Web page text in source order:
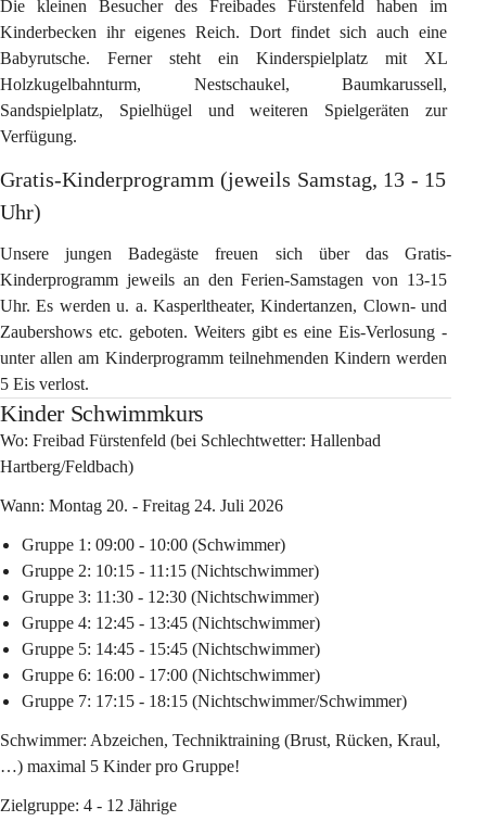
Die kleinen Besucher des Freibades Fürstenfeld haben im
Kinderbecken ihr eigenes Reich. Dort findet sich auch eine
Babyrutsche. Ferner steht ein Kinderspielplatz mit XL
Holzkugelbahnturm, Nestschaukel, Baumkarussell,
Sandspielplatz, Spielhügel und weiteren Spielgeräten zur
Verfügung.
Gratis-Kinderprogramm (jeweils Samstag, 13 - 15
Uhr)
Unsere jungen Badegäste freuen sich über das Gratis-
Kinderprogramm jeweils an den Ferien-Samstagen von 13-15
Uhr. Es werden u. a. Kasperltheater, Kindertanzen, Clown- und
Zaubershows etc. geboten. Weiters gibt es eine Eis-Verlosung -
unter allen am Kinderprogramm teilnehmenden Kindern werden
5 Eis verlost.
Kinder Schwimmkurs
Wo: Freibad Fürstenfeld (bei Schlechtwetter: Hallenbad
Hartberg/Feldbach)
Wann: Montag 20. - Freitag 24. Juli 2026
Gruppe 1: 09:00 - 10:00 (Schwimmer)
Gruppe 2: 10:15 - 11:15 (Nichtschwimmer)
Gruppe 3: 11:30 - 12:30 (Nichtschwimmer)
Gruppe 4: 12:45 - 13:45 (Nichtschwimmer)
Gruppe 5: 14:45 - 15:45 (Nichtschwimmer)
Gruppe 6: 16:00 - 17:00 (Nichtschwimmer)
Gruppe 7: 17:15 - 18:15 (Nichtschwimmer/Schwimmer)
Schwimmer: Abzeichen, Techniktraining (Brust, Rücken, Kraul,
…) maximal 5 Kinder pro Gruppe!
Zielgruppe: 4 - 12 Jährige